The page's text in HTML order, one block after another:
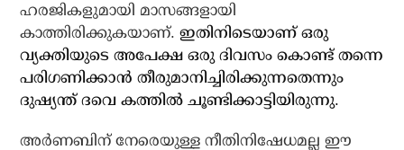
ഹരജികളുമായി മാസങ്ങളായി
കാത്തിരിക്കുകയാണ്.ഇതിനിടെയാണ് ഒരു
വ്യക്തിയുടെ അപേക്ഷ ഒരു ദിവസം കൊണ്ട് തന്നെ
പരിഗണിക്കാന്‍ തീരുമാനിച്ചിരിക്കുന്നതെന്നും
ദുഷ്യന്ത് ദവെ കത്തില്‍ ചൂണ്ടിക്കാട്ടിയിരുന്നു.
അര്‍ണബിന് നേരെയുള്ള നീതിനിഷേധമല്ല ഈ